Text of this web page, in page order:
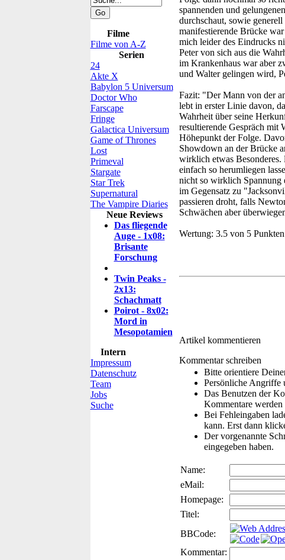
Filme
Filme von A-Z
Serien
24
Akte X
Babylon 5 Universum
Doctor Who
Farscape
Fringe
Galactica Universum
Game of Thrones
Lost
Primeval
Stargate
Star Trek
Supernatural
The Vampire Diaries
Neue Reviews
Das fliegende
Auge - 1x08:
Brisante
Forschung
Twin Peaks -
2x13:
Schachmatt
Poirot - 8x02:
Mord in
Mesopotamien
Intern
Impressum
Datenschutz
Team
Jobs
Suche
spannenden und
durchschaut, sowie
manifestierende Brücke
mich leider des Eindrucks
Peter von sich aus die
im Krankenhaus war aber
und Walter gelingen wird,
Fazit: "Der Mann von der
lebt in erster Linie davon,
Wahrheit über seine
resultierende Gespräch mit
Höhepunkt der Folge.
Showdown an der Brücke
wirklich etwas
einfach so herumliegen
nicht so wirklich Spannung
im Gegensatz zu
passieren droht, falls
Schwächen aber
Wertung: 3.5 von 5 Punkten
Artikel kommentieren
Kommentar schreiben
Bitte orientiere
Persönliche Angriffe
Das Benutzen der
Kommentare werden
Bei Fehleingaben
kann. Erst dann
Der vorgenannte
eingegeben haben.
Name:
eMail:
Homepage:
Titel:
BBCode:
Kommentar: